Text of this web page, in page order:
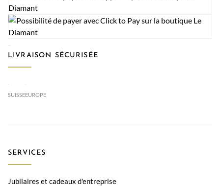
LIVRAISON SÉCURISÉE
SUISSEEUROPE
SERVICES
Jubilaires et cadeaux d'entreprise